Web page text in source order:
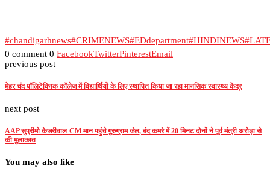
#chandigarhnews#CRIMENEWS#EDdepartment#HINDINEWS
0 comment 0 FacebookTwitterPinterestEmail
previous post
मेहर चंद पॉलिटेक्निक कॉलेज में वि‌द्यार्थियों के लिए स्थापित किया जा रहा मानसिक स्वास्थ्य केंद्र
next post
AAP सुप्रीमो केजरीवाल-CM मान पहुंचे गुरुग्राम जेल, बंद कमरे में 20 मिनट दोनों ने पूर्व मंत्री अरोड़ा से
की मुलाकात
You may also like